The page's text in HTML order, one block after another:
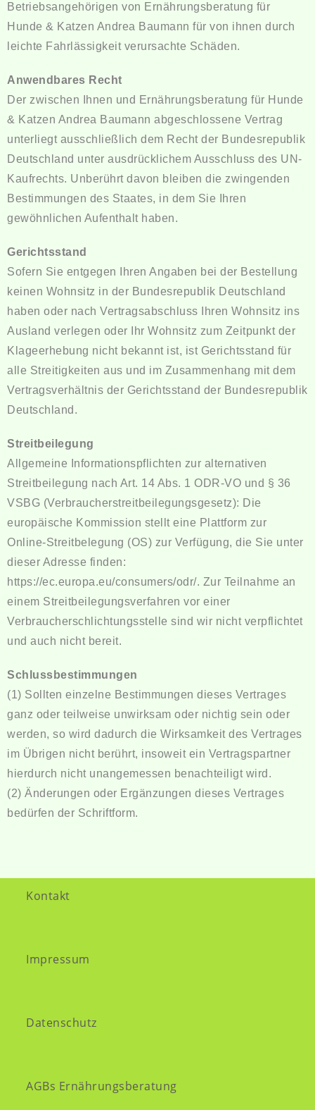
Betriebsangehörigen von Ernährungsberatung für
Hunde & Katzen Andrea Baumann für von ihnen durch
leichte Fahrlässigkeit verursachte Schäden.
Anwendbares Recht
Der zwischen Ihnen und Ernährungsberatung für Hunde
& Katzen Andrea Baumann abgeschlossene Vertrag
unterliegt ausschließlich dem Recht der Bundesrepublik
Deutschland unter ausdrücklichem Ausschluss des UN-
Kaufrechts. Unberührt davon bleiben die zwingenden
Bestimmungen des Staates, in dem Sie Ihren
gewöhnlichen Aufenthalt haben.
Gerichtsstand
Sofern Sie entgegen Ihren Angaben bei der Bestellung
keinen Wohnsitz in der Bundesrepublik Deutschland
haben oder nach Vertragsabschluss Ihren Wohnsitz ins
Ausland verlegen oder Ihr Wohnsitz zum Zeitpunkt der
Klageerhebung nicht bekannt ist, ist Gerichtsstand für
alle Streitigkeiten aus und im Zusammenhang mit dem
Vertragsverhältnis der Gerichtsstand der Bundesrepublik
Deutschland.
Streitbeilegung
Allgemeine Informationspflichten zur alternativen
Streitbeilegung nach Art. 14 Abs. 1 ODR-VO und § 36
VSBG (Verbraucherstreitbeilegungsgesetz): Die
europäische Kommission stellt eine Plattform zur
Online-Streitbelegung (OS) zur Verfügung, die Sie unter
dieser Adresse finden:
https://ec.europa.eu/consumers/odr/. Zur Teilnahme an
einem Streitbeilegungsverfahren vor einer
Verbraucherschlichtungsstelle sind wir nicht verpflichtet
und auch nicht bereit.
Schlussbestimmungen
(1) Sollten einzelne Bestimmungen dieses Vertrages
ganz oder teilweise unwirksam oder nichtig sein oder
werden, so wird dadurch die Wirksamkeit des Vertrages
im Übrigen nicht berührt, insoweit ein Vertragspartner
hierdurch nicht unangemessen benachteiligt wird.
(2) Änderungen oder Ergänzungen dieses Vertrages
bedürfen der Schriftform.
Kontakt
Impressum
Datenschutz
AGBs Ernährungsberatung